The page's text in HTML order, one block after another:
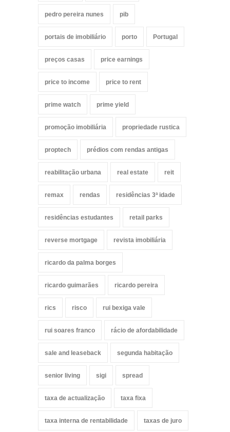
pedro pereira nunes pib
portais de imobiliário porto Portugal
preços casas price earnings
price to income price to rent
prime watch prime yield
promoção imobiliária propriedade rustica
proptech prédios com rendas antigas
reabilitação urbana real estate reit
remax rendas residências 3ª idade
residências estudantes retail parks
reverse mortgage revista imobiliária
ricardo da palma borges
ricardo guimarães ricardo pereira
rics risco rui bexiga vale
rui soares franco rácio de afordabilidade
sale and leaseback segunda habitação
senior living sigi spread
taxa de actualização taxa fixa
taxa interna de rentabilidade taxas de juro